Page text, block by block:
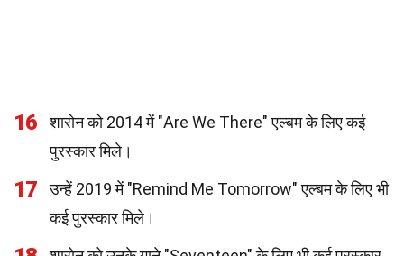
16
शारोन को 2014 में "Are We There" एल्बम के लिए कई
पुरस्कार मिले।
17
उन्हें 2019 में "Remind Me Tomorrow" एल्बम के लिए भी
कई पुरस्कार मिले।